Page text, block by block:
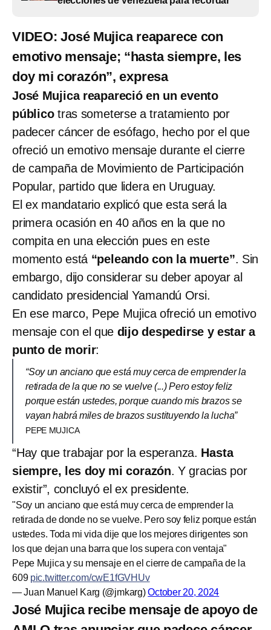
VIDEO: José Mujica reaparece con
emotivo mensaje; “hasta siempre, les
doy mi corazón”, expresa
José Mujica reapareció en un evento
públicotras someterse a tratamiento por
padecer cáncer de esófago, hecho por el que
ofreció un emotivo mensaje durante el cierre
de campaña de Movimiento de Participación
Popular, partido que lidera en Uruguay.
El ex mandatario explicó que esta será la
primera ocasión en 40 años en la que no
compita en una elección pues en este
momento está “peleando con la muerte”. Sin
embargo, dijo considerar su deber apoyar al
candidato presidencial Yamandú Orsi.
En ese marco, Pepe Mujica ofreció un emotivo
mensaje con el que dijo despedirse y estar a
punto de morir:
“Soy un anciano que está muy cerca de emprender la
retirada de la que no se vuelve (...) Pero estoy feliz
porque están ustedes, porque cuando mis brazos se
vayan habrá miles de brazos sustituyendo la lucha”
PEPE MUJICA
“Hay que trabajar por la esperanza. Hasta
siempre, les doy mi corazón. Y gracias por
existir”, concluyó el ex presidente.
"Soy un anciano que está muy cerca de emprender la
retirada de donde no se vuelve. Pero soy feliz porque están
ustedes. Toda mi vida dije que los mejores dirigentes son
los que dejan una barra que los supera con ventaja"
Pepe Mujica y su mensaje en el cierre de campaña de la
609 pic.twitter.com/cwE1fGVHUv
— Juan Manuel Karg (@jmkarg)October 20, 2024
José Mujica recibe mensaje de apoyo de